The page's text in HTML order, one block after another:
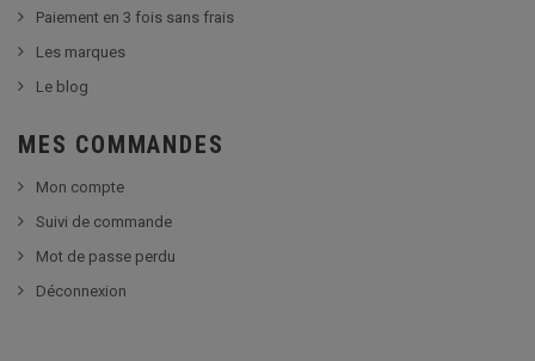
Paiement en 3 fois sans frais
Les marques
Le blog
MES COMMANDES
Mon compte
Suivi de commande
Mot de passe perdu
Déconnexion